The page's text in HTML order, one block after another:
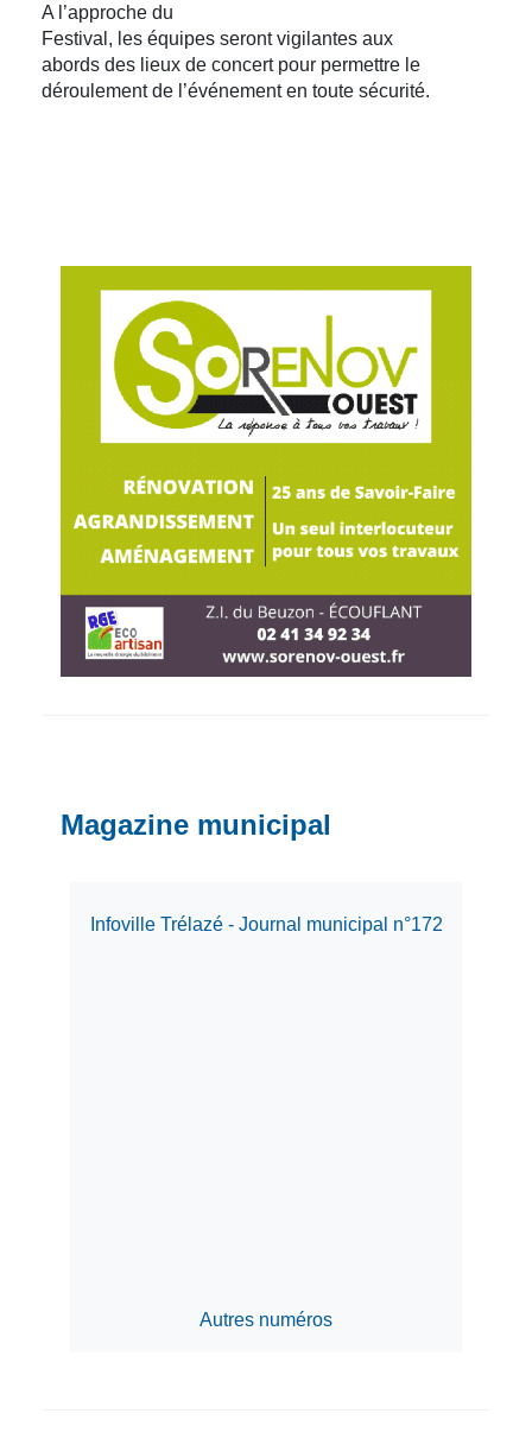
A l’approche du
Festival, les équipes seront vigilantes aux
abords des lieux de concert pour permettre le
déroulement de l’événement en toute sécurité.
Magazine municipal
Infoville Trélazé - Journal municipal n°172
Autres numéros